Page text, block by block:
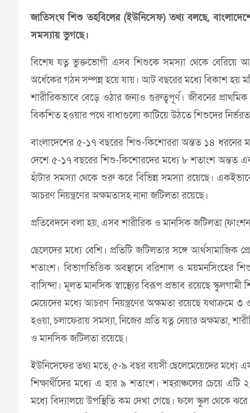
জাতিসংঘ শিশু তহবিলের (ইউনিসেফ) তথ্য বলছে,
সমস্যায় ভুগছে।
বিশেষ যত্ন ভুক্তভোগী এসব শিশুকে সমস্যা থেকে বেরিয়ে
অর্ধেকের গঠন সম্পন্ন হয়ে যায়। আট বছরের মধ্যে বিকাশ হয়
শারীরিকভাবে বেড়ে ওঠার জন্যও গুরুত্বপূর্ণ। জীবনের
বিকশিত হওয়ার পথে বাধাগুলো কাটিয়ে উঠতে শিশুদের
বাংলাদেশের ৫-১৭ বছরের শিশু-কিশোররা অন্তত ১৪ ধরনের
দেশে ৫-১৭ বছরের শিশু-কিশোরদের মধ্যে ৮ শতাংশ অন্তত
হাঁটার সমস্যা থেকে শুরু করে বিভিন্ন সমস্যা রয়েছে।
আচরণ নিয়ন্ত্রণের অক্ষমতাসহ নানা জটিলতা রয়েছে।
প্রতিবেদনে বলা হয়, এসব শারীরিক ও মানসিক জটিলতা
ছেলেদের মধ্যে বেশি। প্রতিটি জটিলতার সঙ্গে আর্থসামাজিক
শতাংশ। বিভাগভিত্তিক অবস্থানে বরিশাল ও ময়মনসিংহের
বাসিন্দা। মূলত মানসিক স্বাস্থ্যের বিরূপ প্রভাব রয়েছে
মেয়েদের মধ্যে আচরণ নিয়ন্ত্রণের অক্ষমতা রয়েছে যথাক্রমে
হওয়া, চলাফেরায় সমস্যা, নিজের প্রতি যত্ন নেয়ার অক্ষমতা,
ও মানসিক জটিলতা রয়েছে।
ইউনিসেফের তথ্য মতে, ৫-৯ বছর বয়সী ছেলেমেয়েদের মধ্যে
শিক্ষার্থীদের মধ্যে এ হার ৯ শতাংশ। শহরাঞ্চলের চেয়ে এটি
মধ্যে বিদ্যালয়ে উপস্থিতি কম দেখা গেছে। ফলে স্কুল থেকে